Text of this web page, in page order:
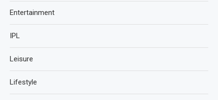
Entertainment
IPL
Leisure
Lifestyle